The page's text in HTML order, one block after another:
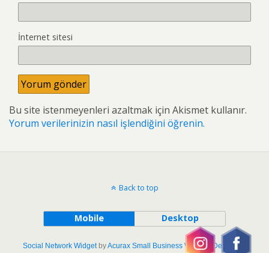
İnternet sitesi
Bu site istenmeyenleri azaltmak için Akismet kullanır.
Yorum verilerinizin nasıl işlendiğini öğrenin.
Back to top
Mobile Desktop
Social Network WidgetbyAcurax Small Business Website Designers